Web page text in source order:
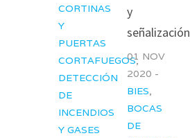
CORTINAS
Y
PUERTAS
CORTAFUEGOS,
DETECCIÓN
DE
INCENDIOS
Y GASES
y
señalización
01 NOV
2020 -
BIES,
BOCAS
DE